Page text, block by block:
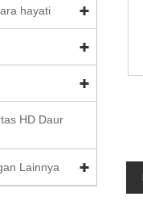
hayati
HD Daur
Lainnya